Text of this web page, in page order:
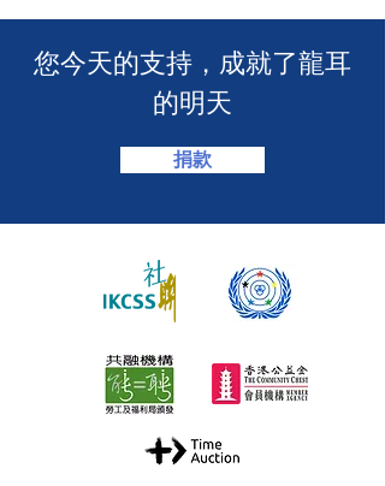
​您今天的支持，成就了龍耳
的明天
捐款